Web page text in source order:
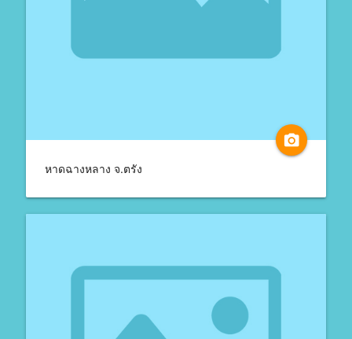
camera_alt
หาดฉางหลาง จ.ตรัง